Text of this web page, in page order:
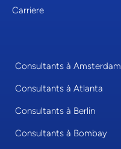
Carriere
Consultants à Amsterdam
Consultants à Atlanta
Consultants à Berlin
Consultants à Bombay